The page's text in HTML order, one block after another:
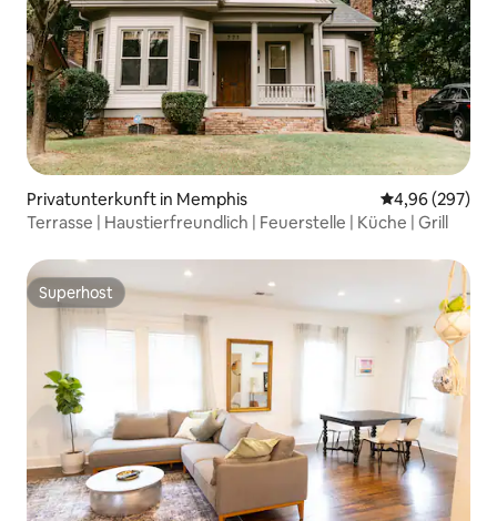
Privatunterkunft in Memphis
4,96 (297)
Terrasse | Haustierfreundlich | Feuerstelle | Küche | Grill
Superhost
Superhost